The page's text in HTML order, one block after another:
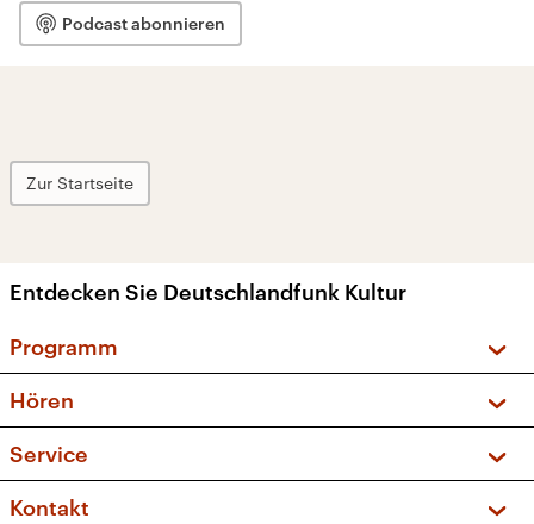
Podcast abonnieren
Zur Startseite
Entdecken Sie Deutschlandfunk Kultur
Programm
Sendungen und Podcasts
Musikliste
Kakadu – Das Kinderprogramm
Hören
Frequenzen (UKW + DAB+)
Service
FAQ
Kontakt